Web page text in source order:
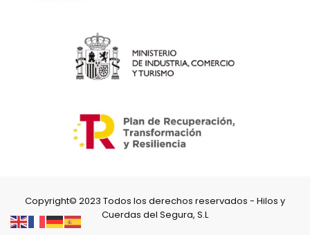
Copyright© 2023 Todos los derechos reservados - Hilos y
Cuerdas del Segura, S.L